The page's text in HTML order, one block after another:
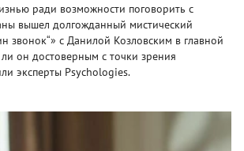
ради возможности поговорить с
вышел долгожданный мистический
звонок“» с Данилой Козловским в главной
он достоверным с точки зрения
эксперты Psychologies.